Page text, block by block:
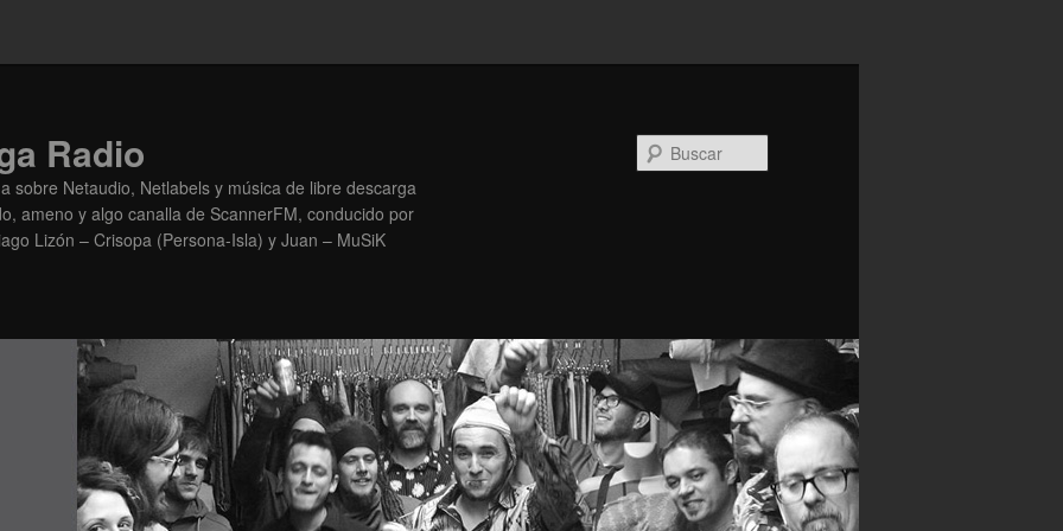
Radio
sobre Netaudio, Netlabels y música de libre descarga
ameno y algo canalla de ScannerFM, conducido por
Lizón – Crisopa (Persona-Isla) y Juan – MuSiK